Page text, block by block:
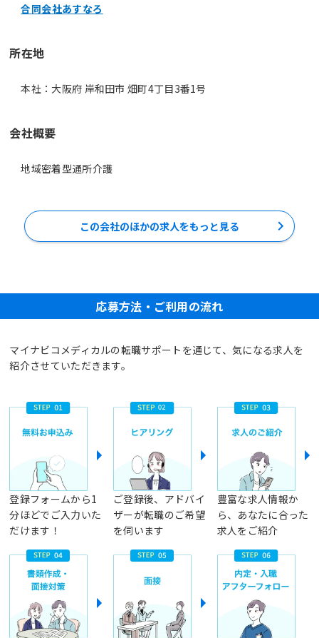
合同会社あすなろ
所在地
本社：大阪府 岸和田市 畑町4丁目3番1号
会社概要
地域密着型通所介護
この会社のほかの求人をもっと見る
応募方法・ご利用の流れ
マイナビコメディカルの転職サポートを通じて、気になる求人を
紹介させていただきます。
登録フォームから1
分ほどでご入力いた
だけます！
ご登録後、アドバイ
ザーが転職のご希望
を伺います
豊富な求人情報か
ら、あなたに合った
求人をご紹介